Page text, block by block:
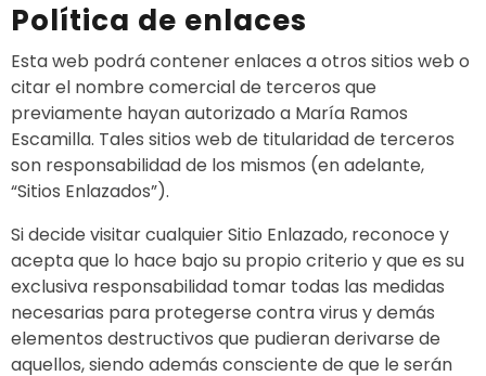
Política de enlaces
Esta web podrá contener enlaces a otros sitios web o
citar el nombre comercial de terceros que
previamente hayan autorizado a María Ramos
Escamilla. Tales sitios web de titularidad de terceros
son responsabilidad de los mismos (en adelante,
“Sitios Enlazados”).
Si decide visitar cualquier Sitio Enlazado, reconoce y
acepta que lo hace bajo su propio criterio y que es su
exclusiva responsabilidad tomar todas las medidas
necesarias para protegerse contra virus y demás
elementos destructivos que pudieran derivarse de
aquellos, siendo además consciente de que le serán